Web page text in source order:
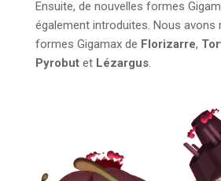
Ensuite, de nouvelles formes
également introduites. Nous avons
formes Gigamax de Florizarre,
Pyrobut et Lézargus